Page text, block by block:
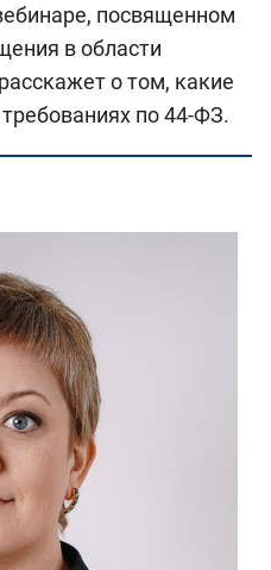
посвященном
в области
о том, какие
по 44-ФЗ.